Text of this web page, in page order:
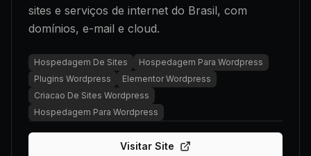
sites e serviços de internet do Brasil, com
domínios, e-mail e cloud.
Hospedagem De Sites
Hospedagem Para Wordpress
Plugins Wordpress
Elementor Wordpress
Criacao De Sites Wordpress
Hospedagem Para Wordpress
Visitar Site